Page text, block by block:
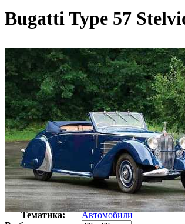
Bugatti Type 57
Автор:
Неизвестно
Арт-стиль
Ретро-Фотографии
Тематика:
Автомобили